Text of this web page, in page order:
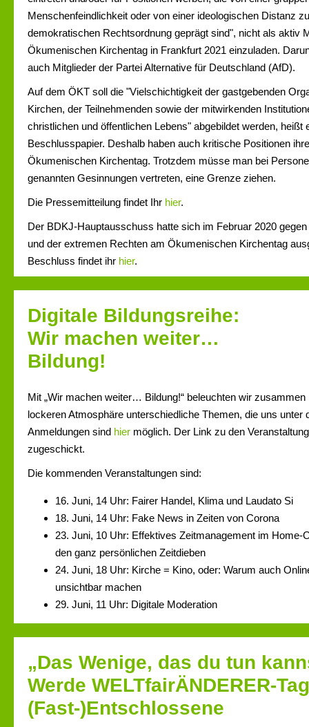
Menschenfeindlichkeit oder von einer ideologischen Distanz
demokratischen Rechtsordnung geprägt sind", nicht als aktiv
Ökumenischen Kirchentag in Frankfurt 2021 einzuladen.
auch Mitglieder der Partei Alternative für Deutschland (AfD).
Auf dem ÖKT soll die "Vielschichtigkeit der gastgebenden
Kirchen, der Teilnehmenden sowie der mitwirkenden
christlichen und öffentlichen Lebens" abgebildet werden, heißt
Beschlusspapier. Deshalb haben auch kritische Positionen
Ökumenischen Kirchentag. Trotzdem müsse man bei
genannten Gesinnungen vertreten, eine Grenze ziehen.
Die Pressemitteilung findet Ihr hier.
Der BDKJ-Hauptausschuss hatte sich im Februar 2020 gegen
und der extremen Rechten am Ökumenischen Kirchentag
Beschluss findet ihr hier.
Digitale Bildungsreihe:
Wir machen weiter…
Bildung!
Mit „Wir machen weiter… Bildung!“ beleuchten wir
lockeren Atmosphäre unterschiedliche Themen, die uns unter
Anmeldungen sind hier möglich. Der Link zu den
zugeschickt.
Die kommenden Veranstaltungen sind:
16. Juni, 14 Uhr: Fairer Handel, Klima und Laudato Si
18. Juni, 14 Uhr: Fake News in Zeiten von Corona
23. Juni, 10 Uhr: Effektives Zeitmanagement im Home-
den ganz persönlichen Zeitdieben
24. Juni, 18 Uhr: Kirche = Kino, oder: Warum auch
unsichtbar machen
29. Juni, 11 Uhr: Digitale Moderation
„Das Wenige, das du tun
Werde WELTfairÄNDERER-
(Fast-)Entschlossene